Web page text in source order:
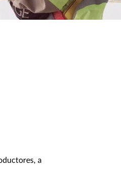
a